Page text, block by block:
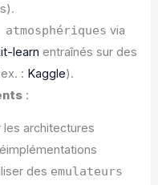
via
learn entraînés sur des
: Kaggle).
:
les architectures
des emulateurs